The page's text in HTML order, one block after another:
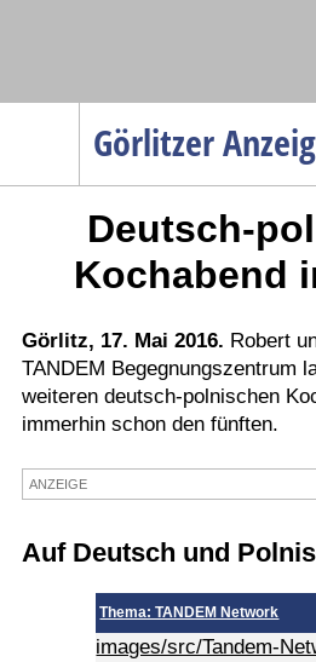
Görlitzer
Menüpunkte
Gesellschaft
Wirtschaft
Service
Verkehr
Kultur
Kostenlos
Deutsch-
Kochabend
Görlitz, 17. Mai 2016. Robert
TANDEM Begegnungszentrum
weiteren deutsch-polnischen
immerhin schon den fünften.
ANZEIGE
Auf Deutsch und
Thema: TANDEM Network
images/src/Tandem-